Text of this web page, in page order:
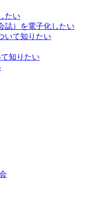
たい
誌）を電子化したい
いて知りたい
知りたい